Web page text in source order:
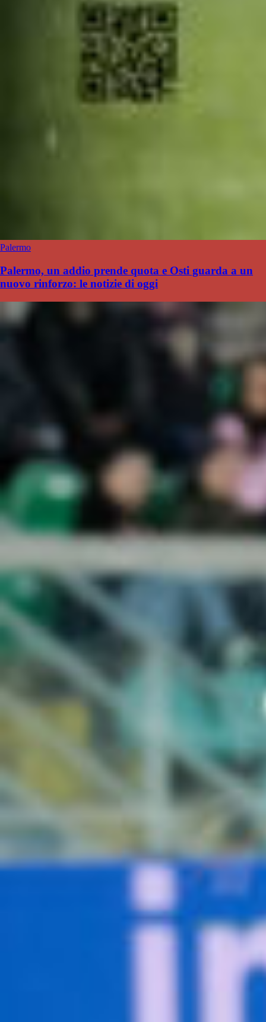
Palermo
Palermo, un addio prende quota e Osti guarda a un
nuovo rinforzo: le notizie di oggi